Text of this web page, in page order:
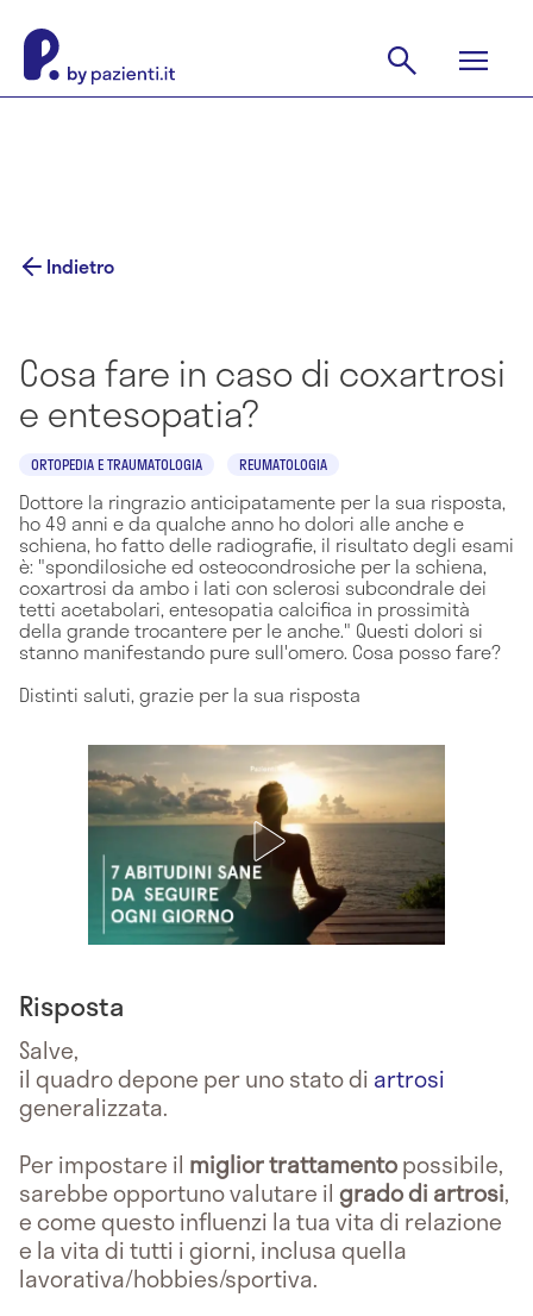
Indietro
Cosa fare in caso di coxartrosi
e entesopatia?
ORTOPEDIA E TRAUMATOLOGIA REUMATOLOGIA
Dottore la ringrazio anticipatamente per la sua risposta,
ho 49 anni e da qualche anno ho dolori alle anche e
schiena, ho fatto delle radiografie, il risultato degli esami
è: "spondilosiche ed osteocondrosiche per la schiena,
coxartrosi da ambo i lati con sclerosi subcondrale dei
tetti acetabolari, entesopatia calcifica in prossimità
della grande trocantere per le anche." Questi dolori si
stanno manifestando pure sull'omero. Cosa posso fare?
Distinti saluti, grazie per la sua risposta
Risposta
Salve,
il quadro depone per uno stato di artrosi
generalizzata.
Per impostare il miglior trattamentopossibile,
sarebbe opportuno valutare il grado di artrosi,
e come questo influenzi la tua vita di relazione
e la vita di tutti i giorni, inclusa quella
lavorativa/hobbies/sportiva.